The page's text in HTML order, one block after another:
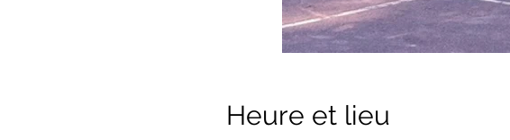
Heure et lieu